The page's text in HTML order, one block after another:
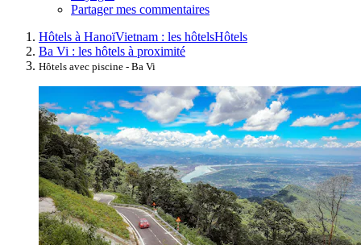
Partager mes commentaires
Hôtels à HanoïVietnam : les hôtelsHôtels
Ba Vi : les hôtels à proximité
Hôtels avec piscine - Ba Vi